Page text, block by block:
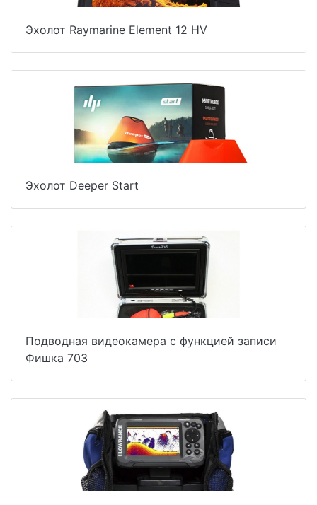
Эхолот Raymarine Element 12 HV
Эхолот Deeper Start
Подводная видеокамера с функцией записи
Фишка 70З